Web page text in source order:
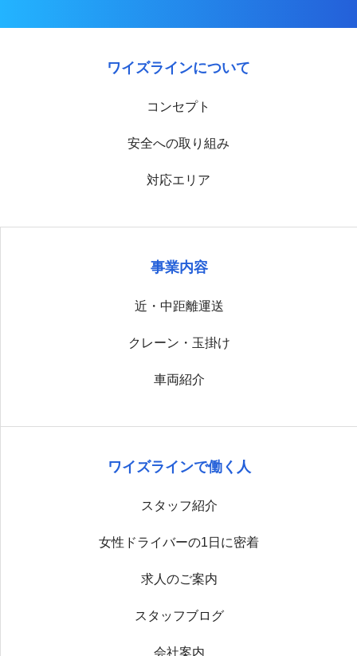
ワイズラインについて
コンセプト
安全への取り組み
対応エリア
事業内容
近・中距離運送
クレーン・玉掛け
車両紹介
ワイズラインで働く人
スタッフ紹介
女性ドライバーの1日に密着
求人のご案内
スタッフブログ
会社案内